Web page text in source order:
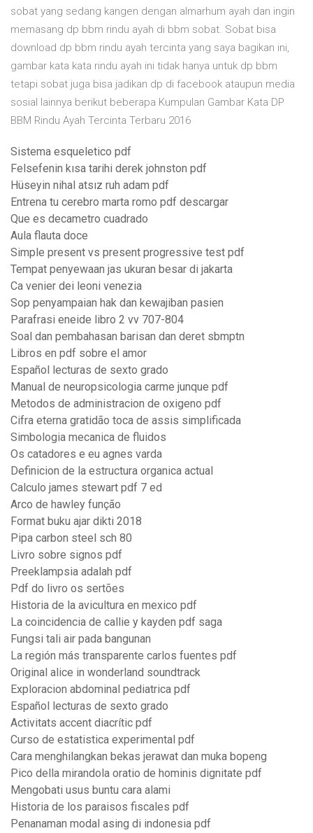
sobat yang sedang kangen dengan almarhum ayah dan ingin
memasang dp bbm rindu ayah di bbm sobat. Sobat bisa
download dp bbm rindu ayah tercinta yang saya bagikan ini,
gambar kata kata rindu ayah ini tidak hanya untuk dp bbm
tetapi sobat juga bisa jadikan dp di facebook ataupun media
sosial lainnya berikut beberapa Kumpulan Gambar Kata DP
BBM Rindu Ayah Tercinta Terbaru 2016
Sistema esqueletico pdf
Felsefenin kısa tarihi derek johnston pdf
Hüseyin nihal atsız ruh adam pdf
Entrena tu cerebro marta romo pdf descargar
Que es decametro cuadrado
Aula flauta doce
Simple present vs present progressive test pdf
Tempat penyewaan jas ukuran besar di jakarta
Ca venier dei leoni venezia
Sop penyampaian hak dan kewajiban pasien
Parafrasi eneide libro 2 vv 707-804
Soal dan pembahasan barisan dan deret sbmptn
Libros en pdf sobre el amor
Español lecturas de sexto grado
Manual de neuropsicologia carme junque pdf
Metodos de administracion de oxigeno pdf
Cifra eterna gratidão toca de assis simplificada
Simbologia mecanica de fluidos
Os catadores e eu agnes varda
Definicion de la estructura organica actual
Calculo james stewart pdf 7 ed
Arco de hawley função
Format buku ajar dikti 2018
Pipa carbon steel sch 80
Livro sobre signos pdf
Preeklampsia adalah pdf
Pdf do livro os sertões
Historia de la avicultura en mexico pdf
La coincidencia de callie y kayden pdf saga
Fungsi tali air pada bangunan
La región más transparente carlos fuentes pdf
Original alice in wonderland soundtrack
Exploracion abdominal pediatrica pdf
Español lecturas de sexto grado
Activitats accent diacrític pdf
Curso de estatistica experimental pdf
Cara menghilangkan bekas jerawat dan muka bopeng
Pico della mirandola oratio de hominis dignitate pdf
Mengobati usus buntu cara alami
Historia de los paraisos fiscales pdf
Penanaman modal asing di indonesia pdf